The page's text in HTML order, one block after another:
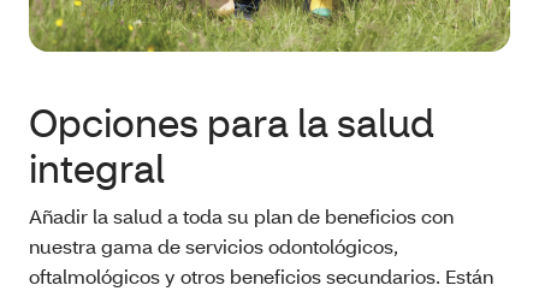
Opciones para la salud
integral
Añadir la salud a toda su plan de beneficios con
nuestra gama de servicios odontológicos,
oftalmológicos y otros beneficios secundarios. Están